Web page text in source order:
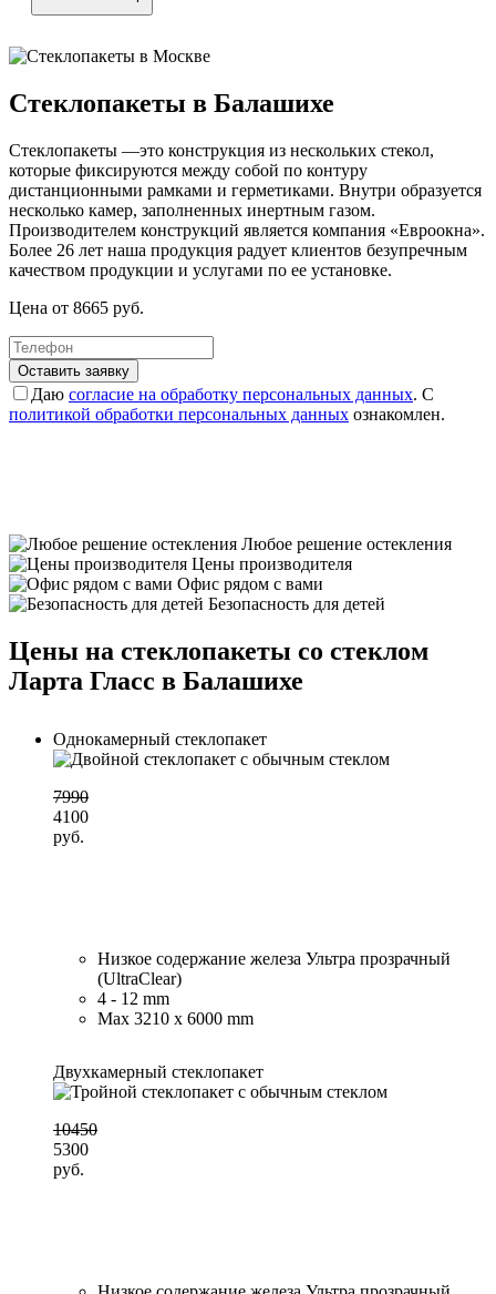
Стеклопакеты в Балашихе
Стеклопакеты —это конструкция из нескольких стекол,
которые фиксируются между собой по контуру
дистанционными рамками и герметиками. Внутри образуется
несколько камер, заполненных инертным газом.
Производителем конструкций является компания «Евроокна».
Более 26 лет наша продукция радует клиентов безупречным
качеством продукции и услугами по ее установке.
Цена от 8665 руб.
Оставить заявку
Даю согласие на обработку персональных данных. С
политикой обработки персональных данных ознакомлен.
Любое решение остекления
Цены производителя
Офис рядом с вами
Безопасность для детей
Цены на стеклопакеты со стеклом
Ларта Гласс в Балашихе
Однокамерный стеклопакет
7990
4100
руб.
Низкое содержание железа Ультра прозрачный
(UltraClear)
4 - 12 mm
Max 3210 x 6000 mm
Двухкамерный стеклопакет
10450
5300
руб.